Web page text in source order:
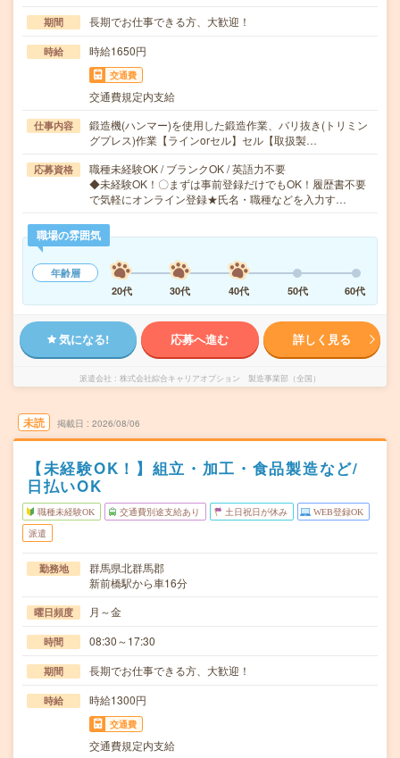
期間 長期でお仕事できる方、大歓迎！
時給 時給1650円
交通費
交通費規定内支給
仕事内容
鍛造機(ハンマー)を使用した鍛造作業、バリ抜き(トリミン
グプレス)作業【ラインorセル】セル【取扱製…
応募資格
職種未経験OK / ブランクOK / 英語力不要
◆未経験OK！〇まずは事前登録だけでもOK！履歴書不要
で気軽にオンライン登録★氏名・職種などを入力す…
職場の雰囲気
年齢層
20代
30代 40代 50代 60代
気になる! 応募へ進む 詳しく見る
派遣会社 株式会社綜合キャリアオプション 製造事業部（全国）
未読 掲載日 2026/08/06
【未経験OK！】組立・加工・食品製造など/
日払いOK
職種未経験OK 交通費別途支給あり 土日祝日が休み WEB登録OK
派遣
勤務地
群馬県北群馬郡
新前橋駅から車16分
曜日頻度 月～金
時間 08:30～17:30
期間 長期でお仕事できる方、大歓迎！
時給 時給1300円
交通費
交通費規定内支給